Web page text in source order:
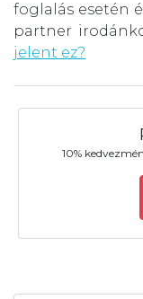
foglalás esetén
partner
jelent ez?
10%